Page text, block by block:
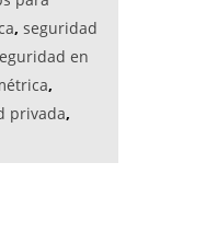
, seguridad
en
,
privada,